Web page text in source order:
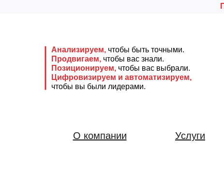
Анализируем, чтобы быть точными.
Продвигаем, чтобы вас знали.
Позиционируем, чтобы вас выбрали.
Цифровизируем и автоматизируем,
чтобы вы были лидерами.
О компании Услуги